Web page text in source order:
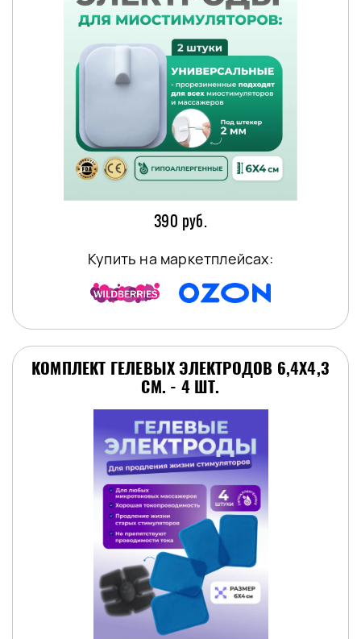
390 руб.
Купить на маркетплейсах:
КОМПЛЕКТ ГЕЛЕВЫХ ЭЛЕКТРОДОВ 6,4Х4,3
СМ. - 4 ШТ.